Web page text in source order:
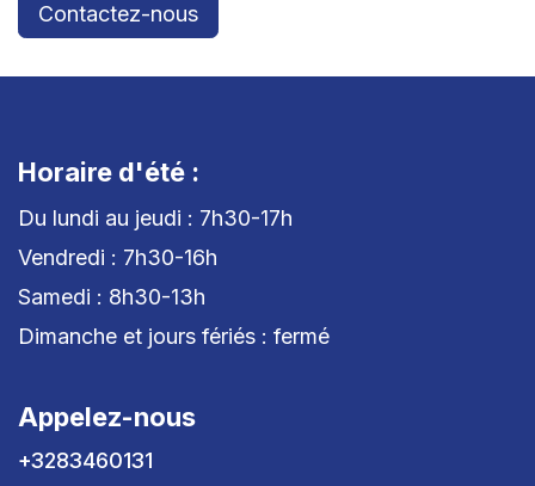
Contactez-nous
Horaire d'été :
Du lundi au jeudi : 7h30-17h
Vendredi : 7h30-16h
Samedi : 8h30-13h
Dimanche et jours fériés : fermé
Appelez-nous
+3283460131